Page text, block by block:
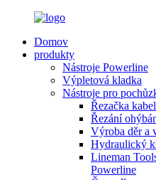
Domov
produkty
Nástroje Powerline
Výpletová kladka
Nástroje pro
Řezačka
Řezání
Výroba děr a
Hydraulický
Lineman
Powerline